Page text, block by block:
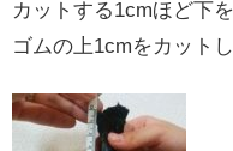
カットする1cmほど下
ゴムの上1cmをカットし